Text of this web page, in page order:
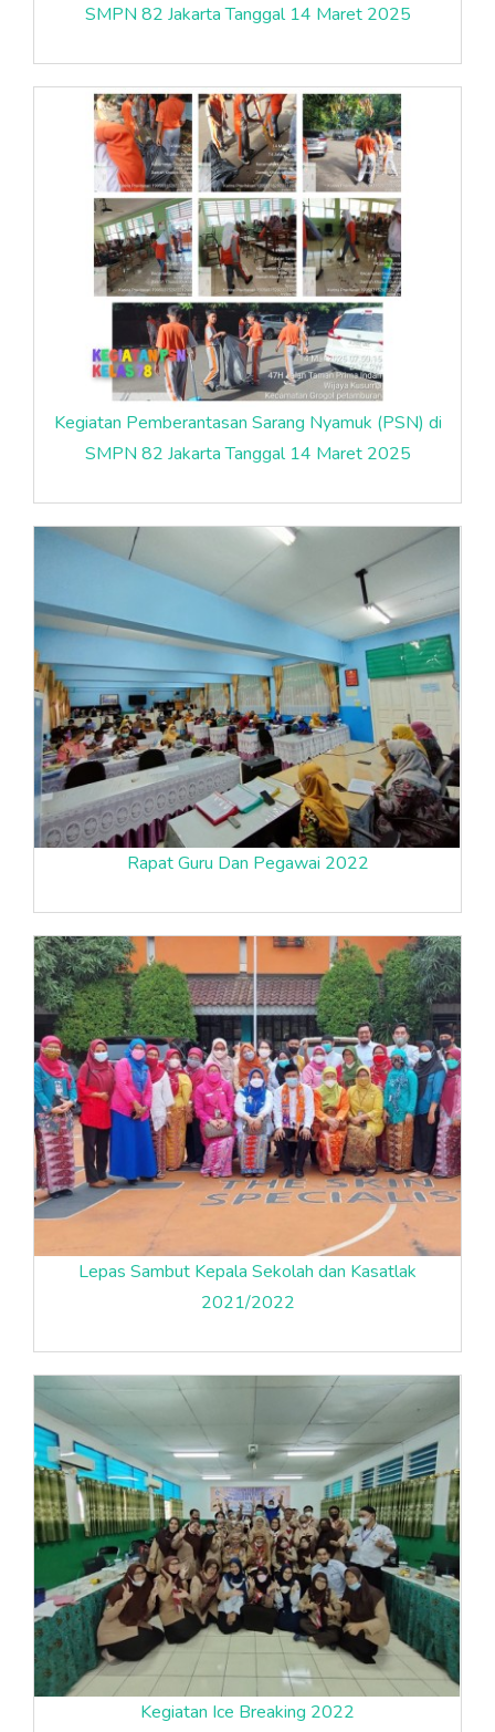
SMPN 82 Jakarta Tanggal 14 Maret 2025
Kegiatan Pemberantasan Sarang Nyamuk (PSN) di
SMPN 82 Jakarta Tanggal 14 Maret 2025
Rapat Guru Dan Pegawai 2022
Lepas Sambut Kepala Sekolah dan Kasatlak
2021/2022
Kegiatan Ice Breaking 2022